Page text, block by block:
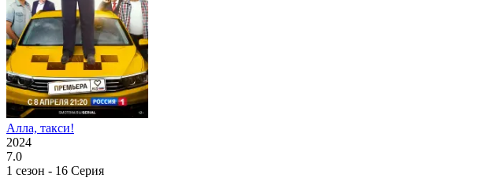
Алла, такси!
2024
7.0
1 сезон - 16 Серия